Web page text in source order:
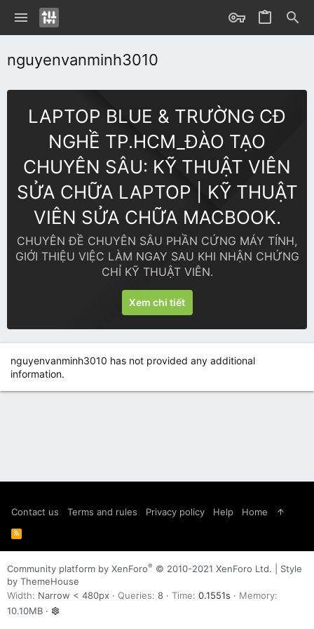
nguyenvanminh3010
LAPTOP BLUE & TRƯỜNG CĐ
NGHỀ TP.HCM_ĐÀO TẠO
CHUYÊN SÂU: KỸ THUẬT VIÊN
SỬA CHỮA LAPTOP | KỸ THUẬT
VIÊN SỬA CHỮA MACBOOK.
CHUYÊN ĐỀ CHUYÊN SÂU PHẦN CỨNG MÁY TÍNH,
GIỚI THIỆU VIỆC LÀM NGAY SAU KHI NHẬN CHỨNG
CHỈ KỸ THUẬT VIÊN.
Xem chi tiết
nguyenvanminh3010 has not provided any additional
information.
Contact us Terms and rules Privacy policy Help Home
R
S
S
Community platform by XenForo® © 2010-2021 XenForo Ltd.
Style
by ThemeHouse
Width
Queries 8 Time 0.1551s
Memory
10.10MB